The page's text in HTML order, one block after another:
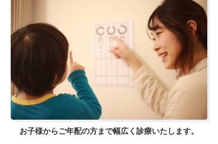
お子様からご年配の方まで幅広く診療いたします。